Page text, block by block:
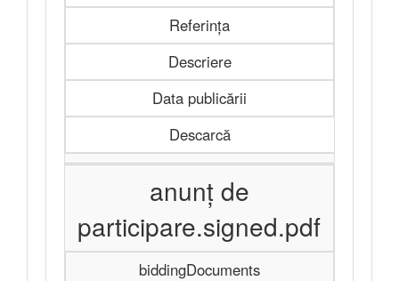
Referința
Descriere
Data publicării
Descarcă
anunț de
participare.signed.pdf
biddingDocuments